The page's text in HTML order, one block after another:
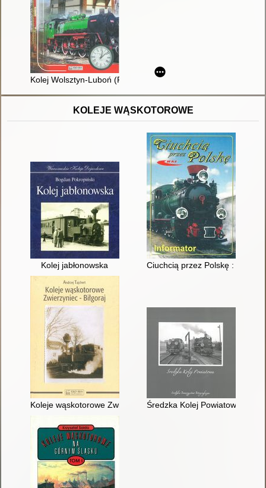
Kolej Wolsztyn-Luboń (Poznań)
KOLEJE WĄSKOTOROWE
Kolej jabłonowska Ciuchcią przez Polskę :
Koleje wąskotorowe Zwierzyniec - BiłgorajŚredzka Kolej Powiatowa